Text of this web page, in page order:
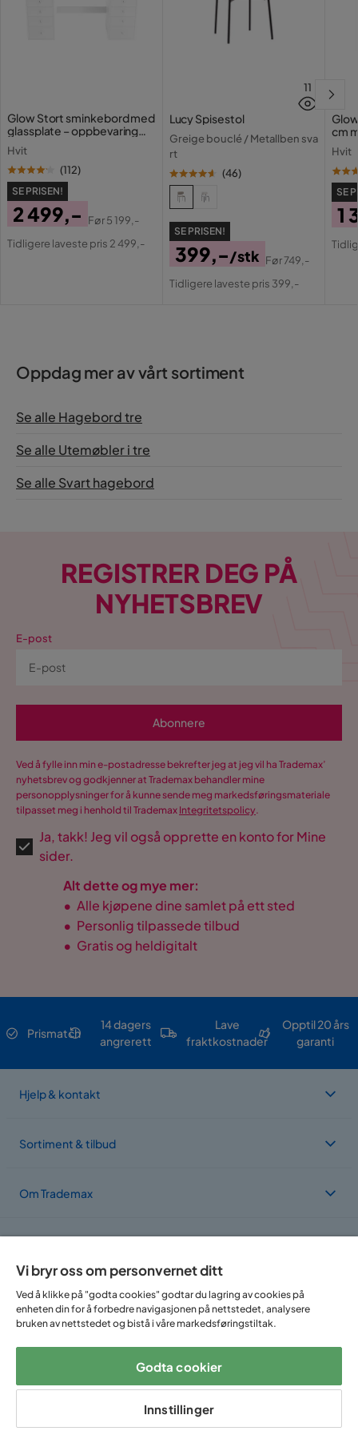
Svart,Grå
Glow Stort sminkebord med
glassplate – oppbevaring
med skuffer og rom 120 cm
Hvit
(112)
SE PRISEN!
Pris
2 499,-
Original
Før5 199,-
Tidligere laveste pris 2 499,-
11
Lucy Spisestol
Greige bouclé / Metallben sva
rt
(46)
SE PRISEN!
Pris
399,-/stk
Original
Før749,-
Tidligere laveste pris 399,-
cm
med
Hvit
SE
1
Oppdag mer av vårt sortiment
Se alle Hagebord tre
Se alle Utemøbler i tre
Se alle Svart hagebord
REGISTRER DEG PÅ
NYHETSBREV
E-post
Abonnere
Ved å fylle inn min e-postadresse bekrefter jeg at jeg vil ha Trademax’
nyhetsbrev og godkjenner at Trademax behandler mine
personopplysninger for å kunne sende meg markedsføringsmateriale
tilpasset meg i henhold til Trademax Integritetspolicy.
Ja, takk! Jeg vil også opprette en konto for Mine
sider.
Alt dette og mye mer:
• Alle kjøpene dine samlet på ett sted
• Personlig tilpassede tilbud
• Gratis og heldigitalt
Prismatch
14 dagers
angrerett
Lave
fraktkostnader
Opptil 20 års
garanti
Hjelp & kontakt
Sortiment & tilbud
Om Trademax
Følg oss på:
Vi bryr oss om personvernet ditt
Ved å klikke på "godta cookies" godtar du lagring av cookies på
enheten din for å forbedre navigasjonen på nettstedet, analysere
bruken av nettstedet og bistå i våre markedsføringstiltak.
Godta cookier
Innstillinger